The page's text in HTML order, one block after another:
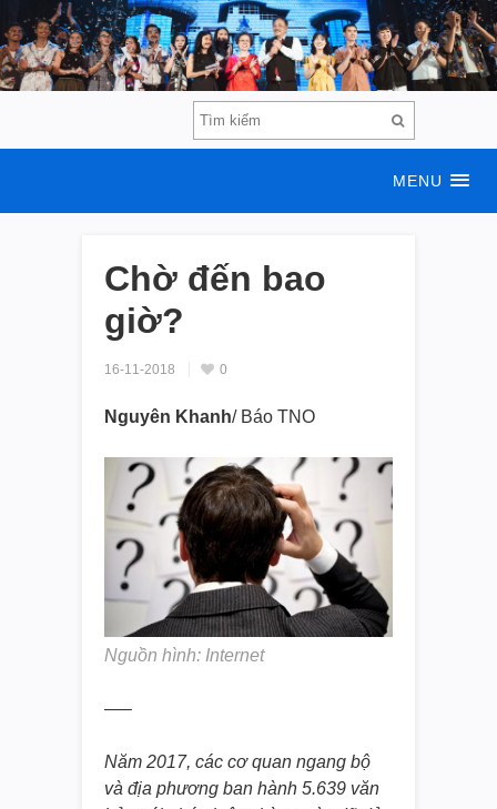
MENU
Chờ đến bao
giờ?
16-11-2018 0
Nguyên Khanh/ Báo TNO
Nguồn hình: Internet
—–
Năm 2017, các cơ quan ngang bộ
và địa phương ban hành 5.639 văn